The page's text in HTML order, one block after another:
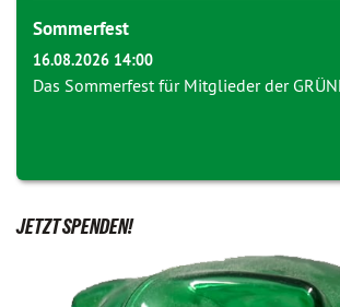
Sommerfest
16.08.2026 14:00
Das Sommerfest für Mitglieder der
JETZT SPENDEN!